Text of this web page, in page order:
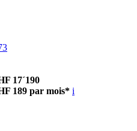
17´190
189 par mois* i